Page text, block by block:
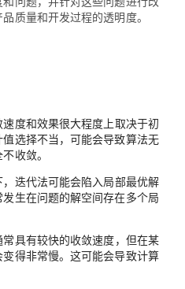
质量和开发过程的透明度。
速度和效果很大程度上取决于初
选择不当，可能会导致算法无
收敛。
迭代法可能会陷入局部最优解
生在问题的解空间存在多个局
常具有较快的收敛速度，但在某
得非常慢。这可能会导致计算